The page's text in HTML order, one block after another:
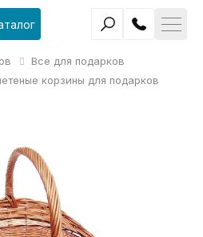
Все для подарков
корзины для подарков